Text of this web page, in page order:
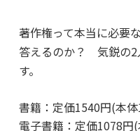
著作権って本当に必要
答えるのか？ 気鋭の2
す。
書籍：定価1540円(本
電子書籍：定価1078円